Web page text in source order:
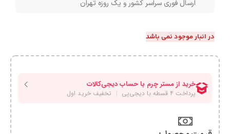
ارسال فوری سراسر کشور و یک روزه تهران
در انبار موجود نمی باشد